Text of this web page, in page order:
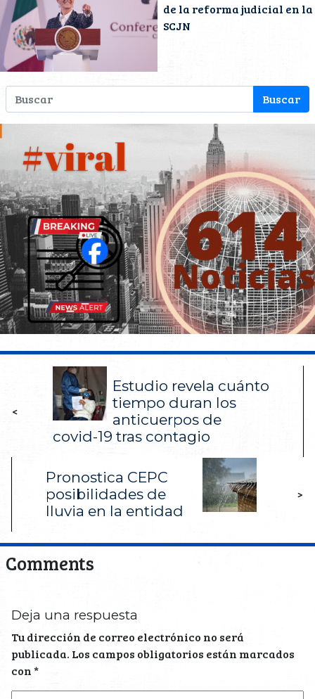
de la reforma judicial en la
SCJN
<
Estudio revela cuánto
tiempo duran los
anticuerpos de
covid-19 tras contagio
Pronostica CEPC
posibilidades de
lluvia en la entidad
>
Comments
Deja una respuesta
Tu dirección de correo electrónico no será
publicada. Los campos obligatorios están marcados
con*